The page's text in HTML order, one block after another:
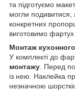
та підготуємо
могли подивитися,
конкретних
виготовимо фартух
Монтаж
У комплекті до
монтажу. Перед
із нею. Наклейка
незначною